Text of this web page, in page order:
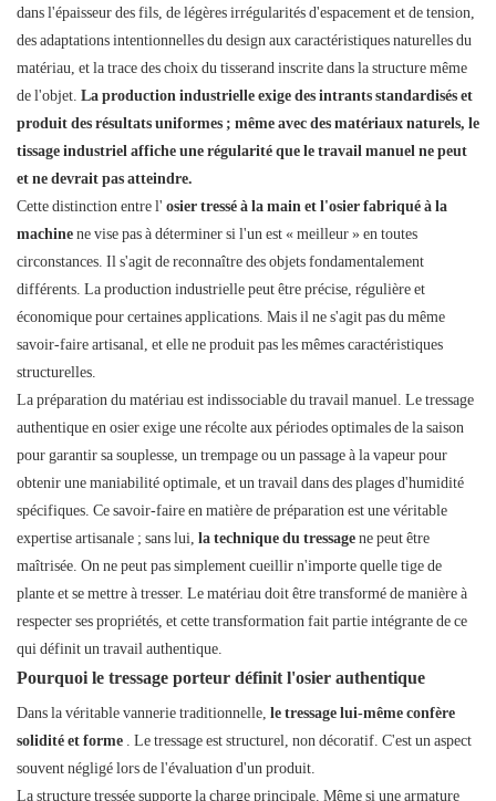
dans l'épaisseur des fils, de légères irrégularités d'espacement et de tension,
des adaptations intentionnelles du design aux caractéristiques naturelles du
matériau, et la trace des choix du tisserand inscrite dans la structure même
de l'objet. La production industrielle exige des intrants standardisés et
produit des résultats uniformes ; même avec des matériaux naturels, le
tissage industriel affiche une régularité que le travail manuel ne peut
et ne devrait pas atteindre.
Cette distinction entre l' osier tressé à la main et l'osier fabriqué à la
machinene vise pas à déterminer si l'un est « meilleur » en toutes
circonstances. Il s'agit de reconnaître des objets fondamentalement
différents. La production industrielle peut être précise, régulière et
économique pour certaines applications. Mais il ne s'agit pas du même
savoir-faire artisanal, et elle ne produit pas les mêmes caractéristiques
structurelles.
La préparation du matériau est indissociable du travail manuel. Le tressage
authentique en osier exige une récolte aux périodes optimales de la saison
pour garantir sa souplesse, un trempage ou un passage à la vapeur pour
obtenir une maniabilité optimale, et un travail dans des plages d'humidité
spécifiques. Ce savoir-faire en matière de préparation est une véritable
expertise artisanale ; sans lui, la technique du tressagene peut être
maîtrisée. On ne peut pas simplement cueillir n'importe quelle tige de
plante et se mettre à tresser. Le matériau doit être transformé de manière à
respecter ses propriétés, et cette transformation fait partie intégrante de ce
qui définit un travail authentique.
Pourquoi le tressage porteur définit l'osier authentique
Dans la véritable vannerie traditionnelle, le tressage lui-même confère
solidité et forme . Le tressage est structurel, non décoratif. C'est un aspect
souvent négligé lors de l'évaluation d'un produit.
La structure tressée supporte la charge principale. Même si une armature